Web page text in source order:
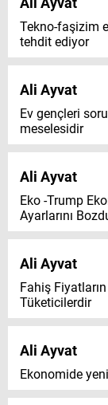
Tekno-faşizim
tehdit ediyor
Ali Ayvat
Ev gençleri
meselesidir
Ali Ayvat
Eko -Trump
Ayarlarını
Ali Ayvat
Fahiş
Tüketicilerdir
Ali Ayvat
Ekonomide